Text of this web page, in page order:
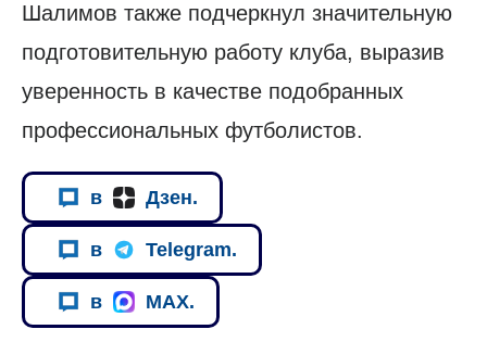
Шалимов также подчеркнул значительную
подготовительную работу клуба, выразив
уверенность в качестве подобранных
профессиональных футболистов.
в Дзен.
в Telegram.
в MAX.